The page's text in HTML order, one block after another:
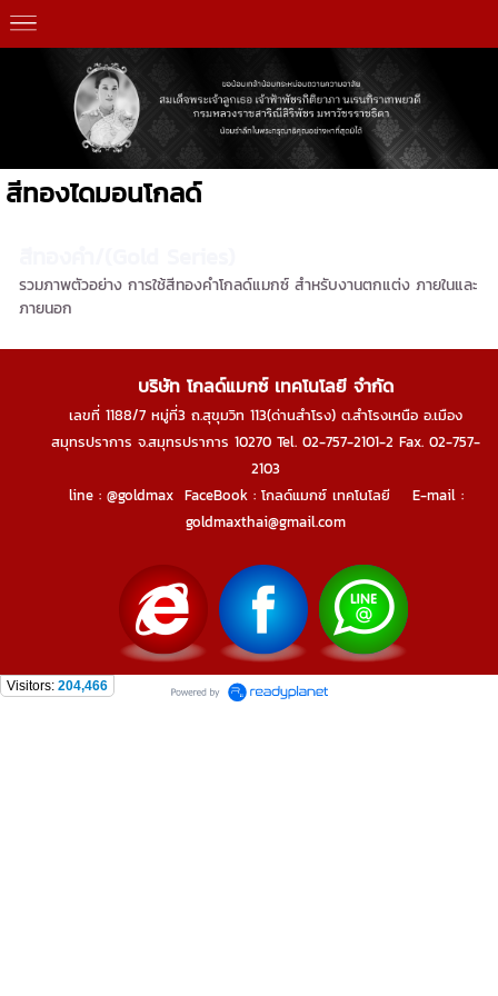
สีทองไดมอนโกลด์
รวมภาพตัวอย่าง การใช้สีทองคำโกลด์แมกซ์ สำหรับงานตกแต่ง ภายในและ
ภายนอก
บริษัท โกลด์แมกซ์ เทคโนโลยี จำกัด
เลขที่ 1188/7 หมู่ที่3 ถ.สุขุมวิท 113(ด่านสำโรง) ต.สำโรงเหนือ อ.เมือง
สมุทรปราการ จ.สมุทรปราการ 10270 Tel. 02-757-2101-2 Fax. 02-757-
2103
line : @goldmax FaceBook : โกลด์แมกซ์ เทคโนโลยี E-mail :
goldmaxthai@gmail.com
Visitors: 204,466